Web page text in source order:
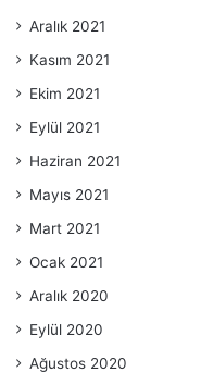
Aralık 2021
Kasım 2021
Ekim 2021
Eylül 2021
Haziran 2021
Mayıs 2021
Mart 2021
Ocak 2021
Aralık 2020
Eylül 2020
Ağustos 2020